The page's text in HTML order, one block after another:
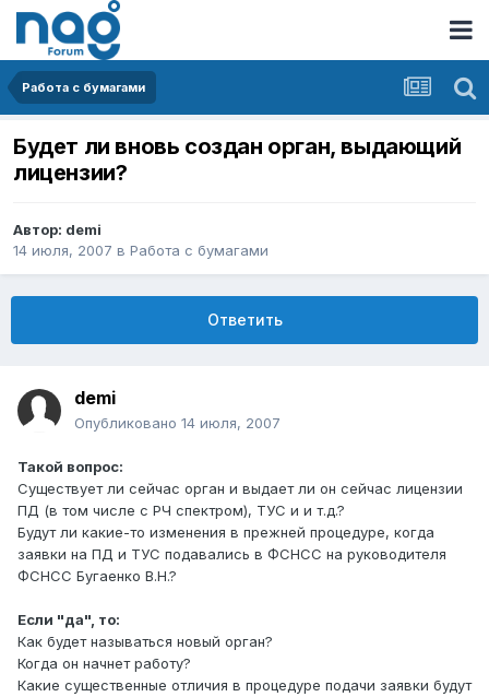
Работа с бумагами
Будет ли вновь создан орган, выдающий
лицензии?
Автор: demi
14 июля, 2007 в Работа с бумагами
Ответить
demi
Опубликовано 14 июля, 2007
Такой вопрос:
Существует ли сейчас орган и выдает ли он сейчас лицензии
ПД (в том числе с РЧ спектром), ТУС и и т.д.?
Будут ли какие-то изменения в прежней процедуре, когда
заявки на ПД и ТУС подавались в ФСНСС на руководителя
ФСНСС Бугаенко В.Н.?
Если "да", то:
Как будет называться новый орган?
Когда он начнет работу?
Какие существенные отличия в процедуре подачи заявки будут